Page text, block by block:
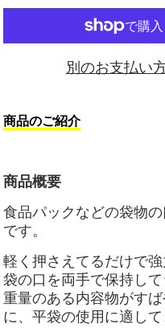
別のお支払い
商品のご紹介
商品概要
食品パックなどの袋物
です。
軽く押さえてるだけで強
袋の口を両手で保持し
重量のある内容物がす
に、平袋の使用に適して